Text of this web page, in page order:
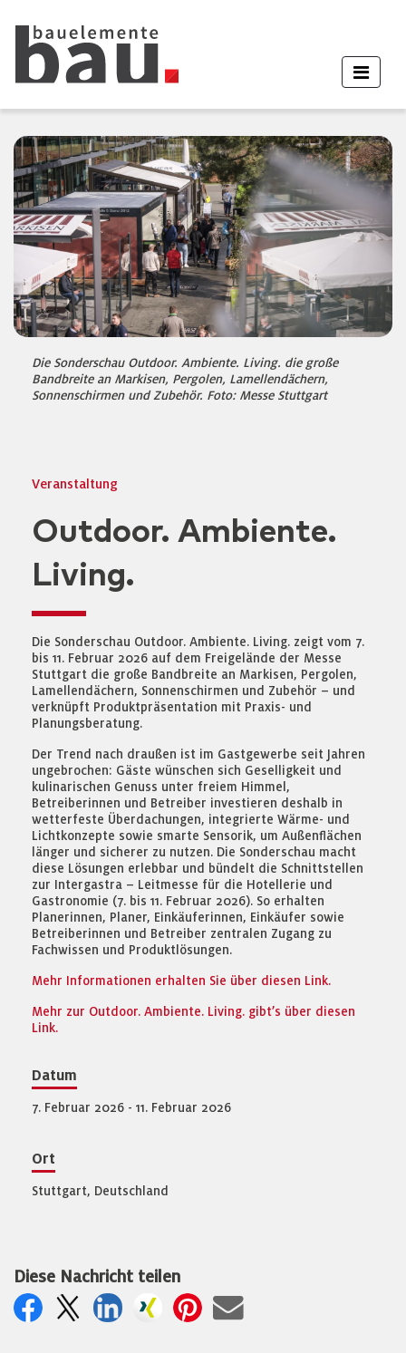
Die Sonderschau Outdoor. Ambiente. Living. die große
Bandbreite an Markisen, Pergolen, Lamellendächern,
Sonnenschirmen und Zubehör. Foto: Messe Stuttgart
Veranstaltung
Outdoor. Ambiente.
Living.
Die Sonderschau Outdoor. Ambiente. Living. zeigt vom 7.
bis 11. Februar 2026 auf dem Freigelände der Messe
Stuttgart die große Bandbreite an Markisen, Pergolen,
Lamellendächern, Sonnenschirmen und Zubehör – und
verknüpft Produktpräsentation mit Praxis- und
Planungsberatung.
Der Trend nach draußen ist im Gastgewerbe seit Jahren
ungebrochen: Gäste wünschen sich Geselligkeit und
kulinarischen Genuss unter freiem Himmel,
Betreiberinnen und Betreiber investieren deshalb in
wetterfeste Überdachungen, integrierte Wärme- und
Lichtkonzepte sowie smarte Sensorik, um Außenflächen
länger und sicherer zu nutzen. Die Sonderschau macht
diese Lösungen erlebbar und bündelt die Schnittstellen
zur Intergastra – Leitmesse für die Hotellerie und
Gastronomie (7. bis 11. Februar 2026). So erhalten
Planerinnen, Planer, Einkäuferinnen, Einkäufer sowie
Betreiberinnen und Betreiber zentralen Zugang zu
Fachwissen und Produktlösungen.
Mehr Informationen erhalten Sie über diesen Link.
Mehr zur Outdoor. Ambiente. Living. gibt’s über diesen
Link.
Datum
7. Februar 2026 - 11. Februar 2026
Ort
Stuttgart, Deutschland
Diese Nachricht teilen